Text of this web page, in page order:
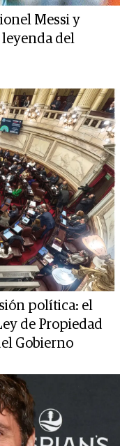
Messi y
del
política: el
de Propiedad
Gobierno